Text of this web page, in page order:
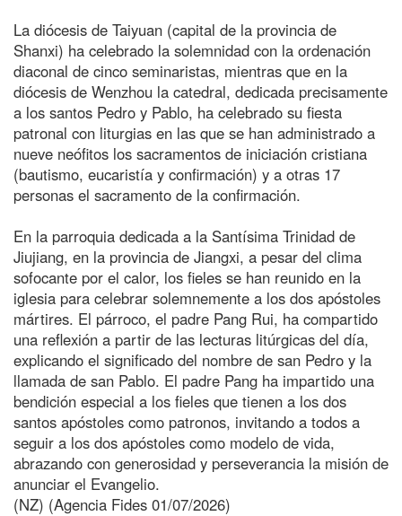
La diócesis de Taiyuan (capital de la provincia de
Shanxi) ha celebrado la solemnidad con la ordenación
diaconal de cinco seminaristas, mientras que en la
diócesis de Wenzhou la catedral, dedicada precisamente
a los santos Pedro y Pablo, ha celebrado su fiesta
patronal con liturgias en las que se han administrado a
nueve neófitos los sacramentos de iniciación cristiana
(bautismo, eucaristía y confirmación) y a otras 17
personas el sacramento de la confirmación.
En la parroquia dedicada a la Santísima Trinidad de
Jiujiang, en la provincia de Jiangxi, a pesar del clima
sofocante por el calor, los fieles se han reunido en la
iglesia para celebrar solemnemente a los dos apóstoles
mártires. El párroco, el padre Pang Rui, ha compartido
una reflexión a partir de las lecturas litúrgicas del día,
explicando el significado del nombre de san Pedro y la
llamada de san Pablo. El padre Pang ha impartido una
bendición especial a los fieles que tienen a los dos
santos apóstoles como patronos, invitando a todos a
seguir a los dos apóstoles como modelo de vida,
abrazando con generosidad y perseverancia la misión de
anunciar el Evangelio.
(NZ) (Agencia Fides 01/07/2026)